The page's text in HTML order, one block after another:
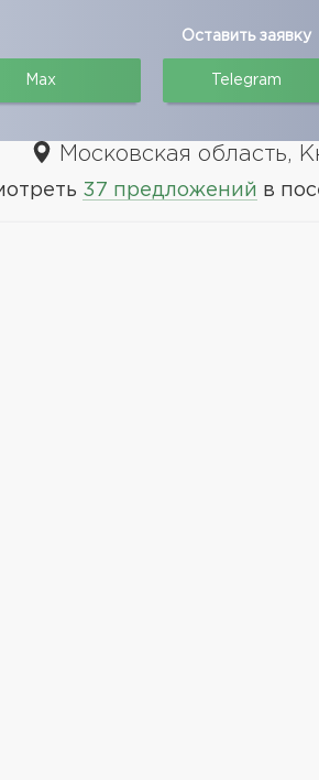
Оставить заявку
Max Telegram
Московская область,
37 предложений в